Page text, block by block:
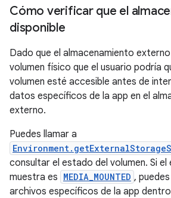
Cómo verificar que el
disponible
Dado que el almacenamiento
volumen físico que el usuario podría
volumen esté accesible antes de
datos específicos de la app en el
externo.
Puedes llamar a
consultar el estado del volumen. Si el
muestra es MEDIA_MOUNTED ,
archivos específicos de la app